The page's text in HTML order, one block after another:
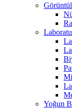
Yoğun